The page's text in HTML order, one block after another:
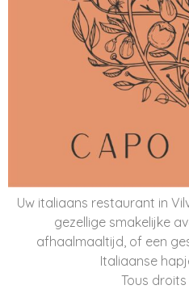
Uw italiaans restaurant in
gezellige smakelijke
afhaalmaaltijd, of een
Italiaanse
Tous